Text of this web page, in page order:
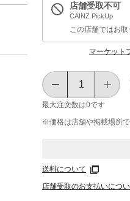
店舗受取不可
CAINZ PickUp
この店舗ではお
マーケット
最大注文数は0です
※価格は​店舗や​掲載場所で​
送料について
店舗受取のお支払いにつ